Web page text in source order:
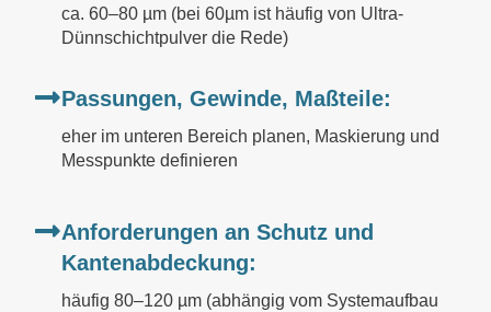
ca. 60–80 µm (bei 60µm ist häufig von Ultra-
Dünnschichtpulver die Rede)
Passungen, Gewinde, Maßteile:
eher im unteren Bereich planen, Maskierung und
Messpunkte definieren
Anforderungen an Schutz und
Kantenabdeckung:
häufig 80–120 µm (abhängig vom Systemaufbau